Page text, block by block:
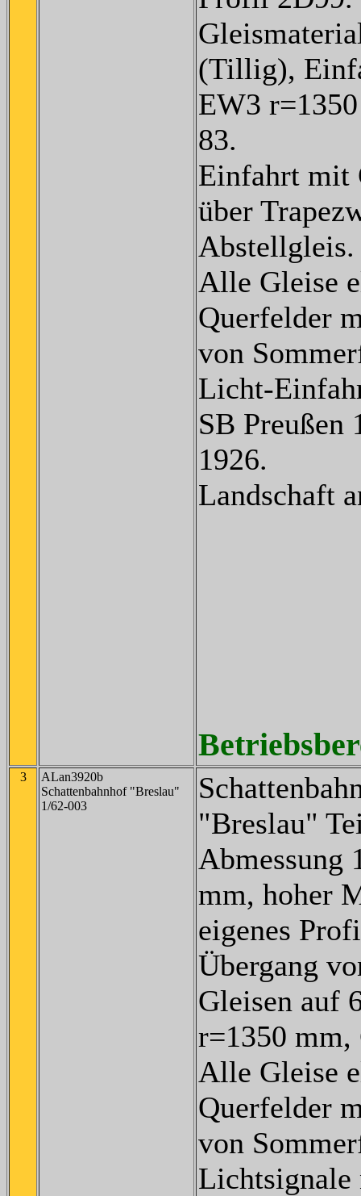
(Tillig),
EW3
83.
Einfahrt mit
über
Abstellgleis.
Alle Gleise
Querfelder
von
Licht-
SB Preußen
1926.
Landschaft
3
ALan3920b
Schattenbahnhof "Breslau"
1/62-003
"Breslau"
Abmessung
mm, hoher
eigenes
Übergang
Gleisen auf
r=1350 mm,
Alle Gleise
Querfelder
von
Lichtsignale